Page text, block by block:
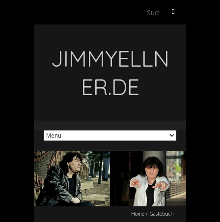
Suchen
JIMMYELLN
ER.DE
Home / Gästebuch